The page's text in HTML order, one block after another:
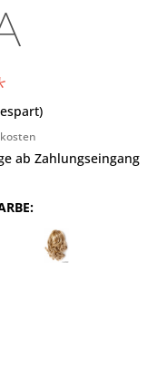
ab Zahlungseingang